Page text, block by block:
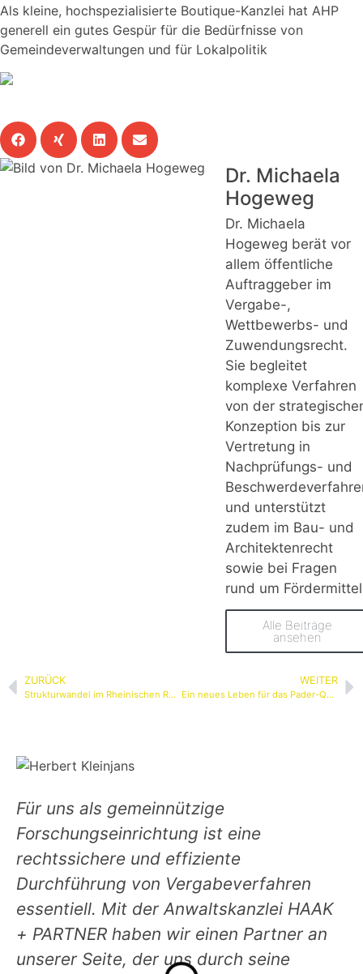
Als kleine, hochspezialisierte Boutique-Kanzlei hat AHP
generell ein gutes Gespür für die Bedürfnisse von
Gemeindeverwaltungen und für Lokalpolitik
Dr. Michaela
Hogeweg
Dr. Michaela
Hogeweg berät vor
allem öffentliche
Auftraggeber im
Vergabe-,
Wettbewerbs- und
Zuwendungsrecht.
Sie begleitet
komplexe Verfahren
von der
Konzeption bis zur
Vertretung in
Nachprüfungs- und
und unterstützt
zudem im Bau- und
Architektenrecht
sowie bei Fragen
rund um
Alle Beiträge
ansehen
ZURÜCK
Strukturwandel im Rheinischen Revier
WEITER
Ein neues Leben für das Pader-Quell-Gebiet
Für uns als gemeinnützige
Forschungseinrichtung ist eine
rechtssichere und effiziente
Durchführung von Vergabeverfahren
essentiell. Mit der Anwaltskanzlei HAAK
+ PARTNER haben wir einen Partner an
unserer Seite, der uns durch seine